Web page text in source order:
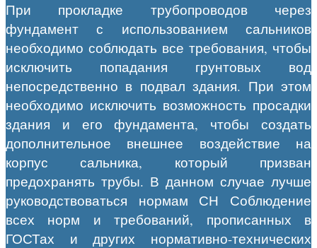
При прокладке трубопроводов через
фундамент с использованием сальников
необходимо соблюдать все требования, чтобы
исключить попадания грунтовых вод
непосредственно в подвал здания. При этом
необходимо исключить возможность просадки
здания и его фундамента, чтобы создать
дополнительное внешнее воздействие на
корпус сальника, который призван
предохранять трубы. В данном случае лучше
руководствоваться нормам СН Соблюдение
всех норм и требований, прописанных в
ГОСТах и других нормативно-технических